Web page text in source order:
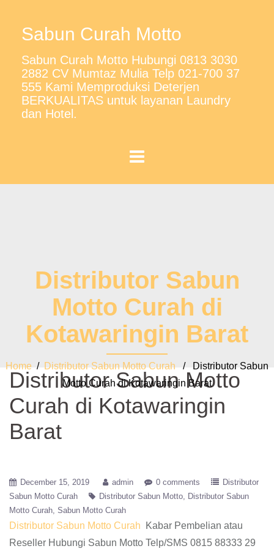
Sabun Curah Motto
Sabun Curah Motto Hubungi 0813 3030
2882 CV Mumtaz Mulia Telp 021-700 37
555 Kami Memproduksi Deterjen
BERKUALITAS untuk layanan Laundry
dan Hotel.
Distributor Sabun
Motto Curah di
Kotawaringin Barat
Home / Distributor Sabun Motto Curah / Distributor Sabun
Motto Curah di Kotawaringin Barat
Distributor Sabun Motto
Curah di Kotawaringin
Barat
December 15, 2019 admin 0 comments
Distributor
Sabun Motto Curah
Distributor Sabun Motto
Distributor Sabun
Motto Curah Sabun Motto Curah
Distributor Sabun Motto Curah
Kabar Pembelian atau
Reseller Hubungi Sabun Motto Telp/SMS 0815 88333 29